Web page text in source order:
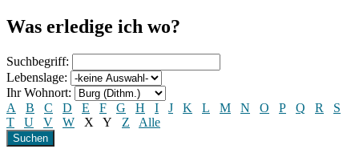
Was erledige ich wo?
Suchbegriff:
Lebenslage:
Ihr Wohnort:
A
B C D E F G H I J K L M N O P Q R
S
T
U V W X Y Z Alle